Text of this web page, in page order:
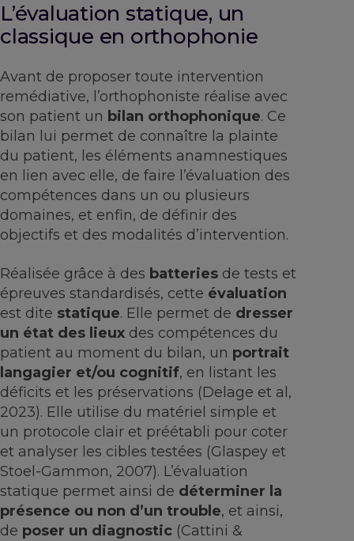
L’évaluation statique, un
classique en orthophonie
Avant de proposer toute intervention
remédiative, l’orthophoniste réalise avec
son patient un bilan orthophonique. Ce
bilan lui permet de connaître la plainte
du patient, les éléments anamnestiques
en lien avec elle, de faire l’évaluation des
compétences dans un ou plusieurs
domaines, et enfin, de définir des
objectifs et des modalités d’intervention.
Réalisée grâce à des batteries de tests et
épreuves standardisés, cette évaluation
est dite statique. Elle permet de dresser
un état des lieux des compétences du
patient au moment du bilan, un portrait
langagier et/ou cognitif, en listant les
déficits et les préservations (Delage et al,
2023). Elle utilise du matériel simple et
un protocole clair et préétabli pour coter
et analyser les cibles testées (Glaspey et
Stoel-Gammon, 2007). L’évaluation
statique permet ainsi de déterminer la
présence ou non d’un trouble, et ainsi,
de poser un diagnostic (Cattini &